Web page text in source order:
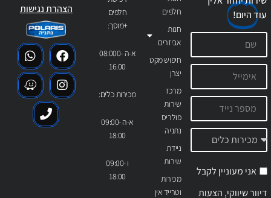
חלפים
חנות
אביזרים
חיפוש מקט
יצרן
מרכז
שירות
פולריס
נתניה
ניידת
שירות
מכירות
וטרייד אין
חלפים
+מוסך:
א-ה 08:000-
16:00
מכירות כלים:
א-ה 09:00-
18:00
ו 09:00-
18:00
עודהיום!
אני מעוניין לקבל
דיוור שיווקי, הצעות
הצהרת נגישות